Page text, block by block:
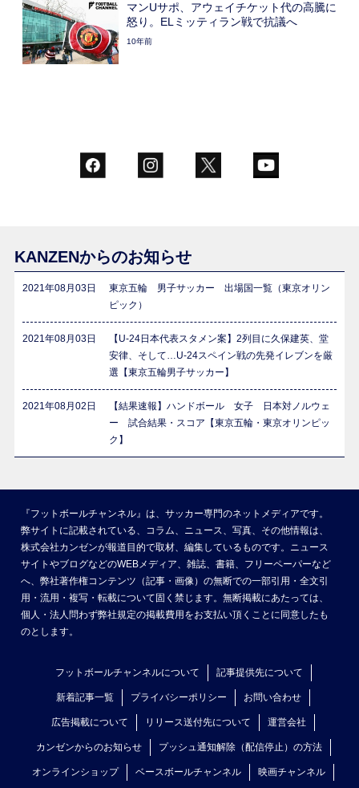
マンUサポ、アウェイチケット代の高騰に
怒り。ELミッティラン戦で抗議へ
10年前
KANZENからのお知らせ
2021年08月03日
東京五輪 男子サッカー 出場国一覧（東京オリン
ピック）
2021年08月03日
【U-24日本代表スタメン案】2列目に久保建英、堂
安律、そして…U-24スペイン戦の先発イレブンを厳
選【東京五輪男子サッカー】
2021年08月02日
【結果速報】ハンドボール 女子 日本対ノルウェ
ー 試合結果・スコア【東京五輪・東京オリンピッ
ク】
『フットボールチャンネル』は、サッカー専門のネットメディアです。
弊サイトに記載されている、コラム、ニュース、写真、その他情報は、
株式会社カンゼンが報道目的で取材、編集しているものです。ニュース
サイトやブログなどのWEBメディア、雑誌、書籍、フリーペーパーなど
へ、弊社著作権コンテンツ（記事・画像）の無断での一部引用・全文引
用・流用・複写・転載について固く禁じます。無断掲載にあたっては、
個人・法人問わず弊社規定の掲載費用をお支払い頂くことに同意したも
のとします。
フットボールチャンネルについて 記事提供先について
新着記事一覧 プライバシーポリシー お問い合わせ
広告掲載について リリース送付先について 運営会社
カンゼンからのお知らせ プッシュ通知解除（配信停止）の方法
オンラインショップ ベースボールチャンネル 映画チャンネル